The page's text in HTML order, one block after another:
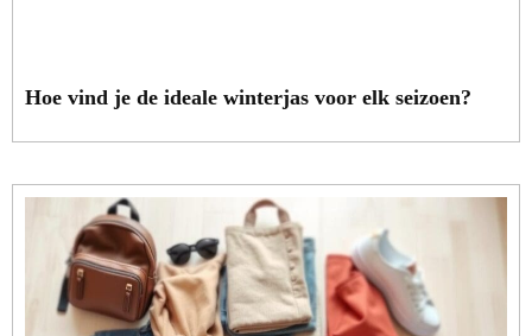
Hoe vind je de ideale winterjas voor elk seizoen?